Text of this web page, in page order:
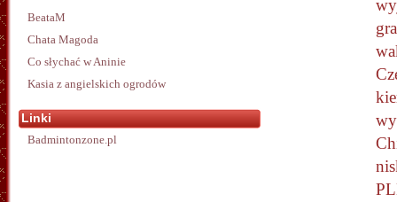
BeataM
Chata Magoda
Co słychać w Aninie
Kasia z angielskich ogrodów
Linki
Badmintonzone.pl